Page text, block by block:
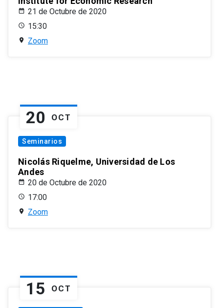
21 de Octubre de 2020
15:30
Zoom
20 OCT
Seminarios
Nicolás Riquelme, Universidad de Los
Andes
20 de Octubre de 2020
17:00
Zoom
15 OCT